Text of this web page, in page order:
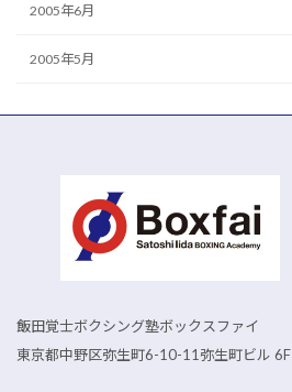
2005年6月
2005年5月
飯田覚士ボクシング塾ボックスファイ
東京都中野区弥生町6-10-11弥生町ビル 6F